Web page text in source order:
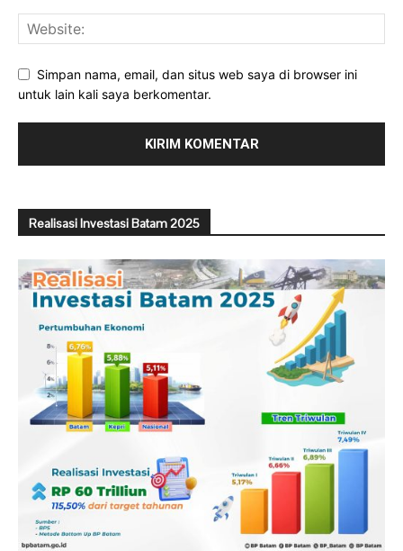
Simpan nama, email, dan situs web saya di browser ini
untuk lain kali saya berkomentar.
Realisasi Investasi Batam 2025